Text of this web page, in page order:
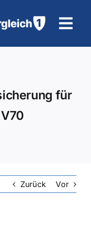
für
Zurück Vor